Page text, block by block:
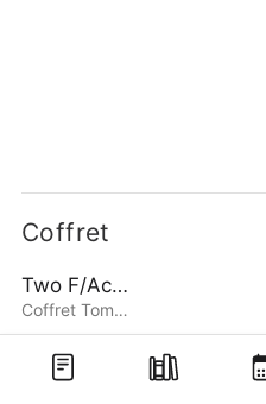
Coffret
Two F/Aced Tamon
Coffret Tomes 1 à 3